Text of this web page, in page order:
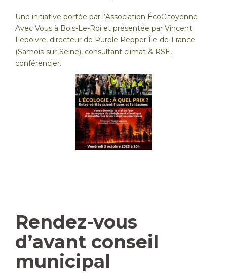
Une initiative portée par l’Association ÉcoCitoyenne
Avec Vous à Bois-Le-Roi et présentée par Vincent
Lepoivre, directeur de Purple Pepper Île-de-France
(Samois-sur-Seine), consultant climat & RSE,
conférencier.
Rendez-vous
d’avant conseil
municipal